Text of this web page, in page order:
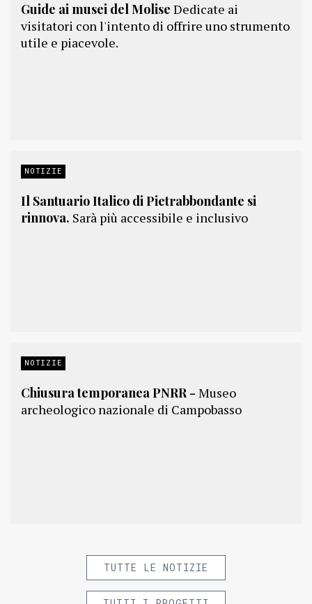
Guide ai musei del Molise Dedicate ai
visitatori con l'intento di offrire uno strumento
utile e piacevole.
NOTIZIE
Il Santuario Italico di Pietrabbondante si
rinnova. Sarà più accessibile e inclusivo
NOTIZIE
Chiusura temporanea PNRR - Museo
archeologico nazionale di Campobasso
TUTTE LE NOTIZIE